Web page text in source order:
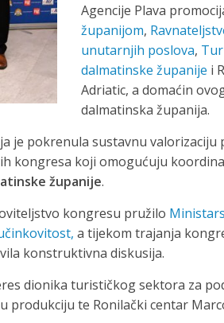
Agencije Plava
županijom,
unutarnjih poslova,
dalmatinske županije i
Adriatic, a domaćin
dalmatinska županija.
je pokrenula sustavnu
kongresa koji omogućuju
županije.
kongresu pružilo
a tijekom trajanja
konstruktivna diskusija.
dionika turističkog sektora za
produkciju te Ronilački centar